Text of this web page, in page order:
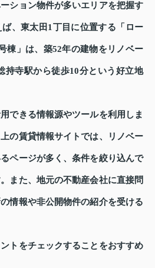
ション物件が多いエリアを把握す
、東太田1丁目に位置する「ロー
棟」は、築52年の建物をリノベー
持寺駅から徒歩10分という好立地
できる情報源やツールを利用しま
の賃貸情報サイトでは、リノベー
ページが多く、条件を絞り込んで
また、地元の不動産会社に直接問
情報や非公開物件の紹介を受ける
トをチェックすることをおすすめ